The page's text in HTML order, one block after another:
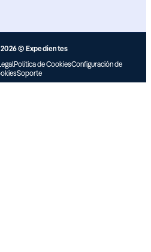
© Expedientes
Política de CookiesConfiguración de
Soporte